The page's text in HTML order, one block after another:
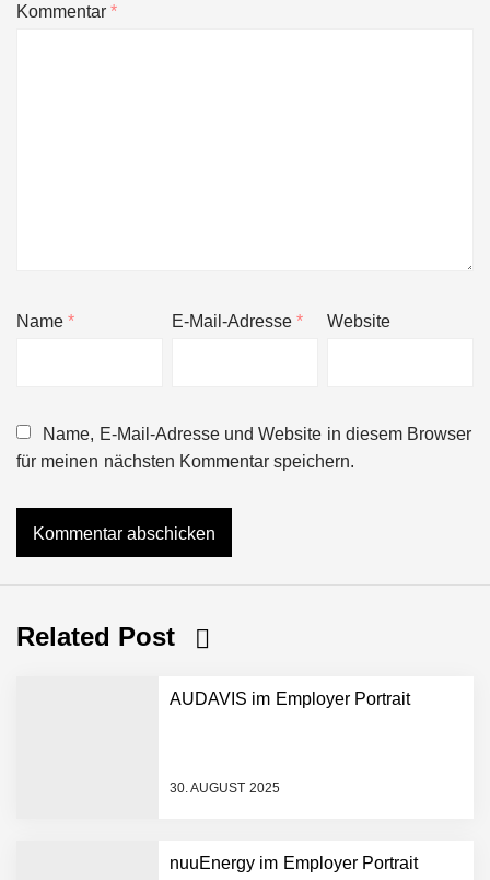
Kommentar*
Name* E-Mail-Adresse* Website
Name, E-Mail-Adresse und Website in diesem Browser
für meinen nächsten Kommentar speichern.
Related Post
AUDAVIS im Employer Portrait
30. AUGUST 2025
nuuEnergy im Employer Portrait
Portrait